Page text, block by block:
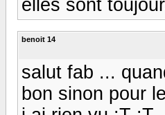
elles sont
benoit 14
salut fab ...
bon sinon pour